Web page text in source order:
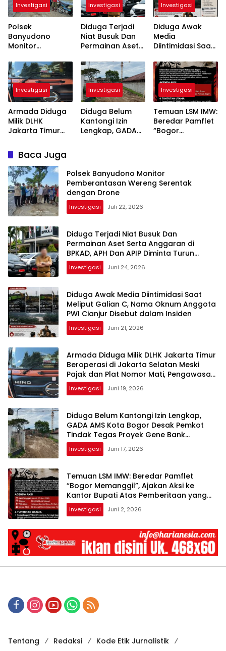
Investigasi
Polsek
Banyudono
Monitor
Wereng Serentak
dengan Drone
Investigasi
Diduga Terjadi
Niat Busuk Dan
Permainan Aset
di BPKAD, APH
Dan APIP Diminta
Turun Tangan
Segera
Investigasi
Diduga Awak
Media
Diintimidasi Saat
Nama Oknum
Anggota PWI
Cianjur Disebut
dalam Insiden
Investigasi
Armada Diduga
Milik DLHK
Jakarta Timur
Jakarta Selatan
Meski Pajak dan
Plat Nomor Mati,
Pengawasan
Dipertanyakan
Investigasi
Diduga Belum
Kantongi Izin
Lengkap, GADA
Proyek Gene
Bank Indonesia
Investigasi
Temuan LSM IMW:
Beredar Pamflet
“Bogor
Atas
Pemberitaan
yang Diabaikan
Baca Juga
Polsek Banyudono Monitor
Pemberantasan Wereng Serentak
dengan Drone
Investigasi Juli 22, 2026
Diduga Terjadi Niat Busuk Dan
Permainan Aset Serta Anggaran di
BPKAD, APH Dan APIP Diminta Turun
Tangan Segera
Investigasi Juni 24, 2026
Diduga Awak Media Diintimidasi Saat
Meliput Galian C, Nama Oknum Anggota
PWI Cianjur Disebut dalam Insiden
Investigasi Juni 21, 2026
Armada Diduga Milik DLHK Jakarta Timur
Beroperasi di Jakarta Selatan Meski
Pajak dan Plat Nomor Mati, Pengawasan
Dipertanyakan
Investigasi Juni 19, 2026
Diduga Belum Kantongi Izin Lengkap,
GADA AMS Kota Bogor Desak Pemkot
Tindak Tegas Proyek Gene Bank
Indonesia
Investigasi Juni 17, 2026
Temuan LSM IMW: Beredar Pamflet
“Bogor Memanggil”, Ajakan Aksi ke
Kantor Bupati Atas Pemberitaan yang
Diabaikan
Investigasi Juni 2, 2026
Tentang Redaksi
Kode Etik Jurnalistik